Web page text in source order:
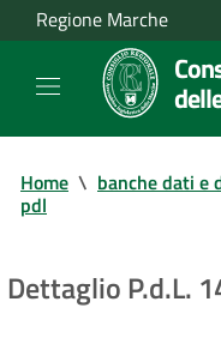
Regione Marche
Home \ banche dati e
pdl
Dettaglio P.d.L.